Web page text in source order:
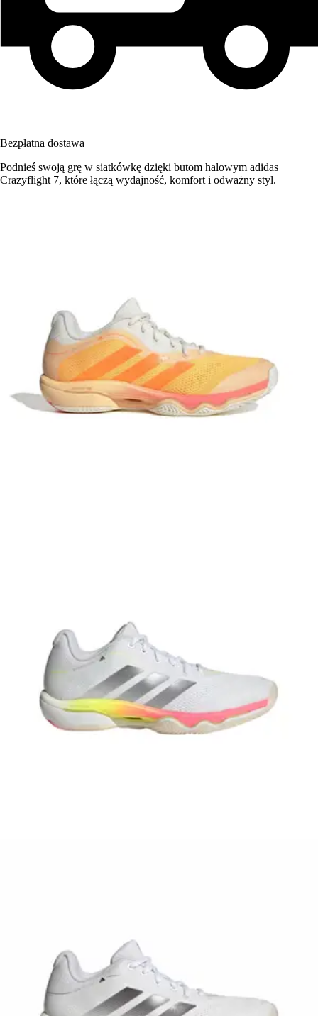
Bezpłatna dostawa
Podnieś swoją grę w siatkówkę dzięki butom halowym adidas
Crazyflight 7, które łączą wydajność, komfort i odważny styl.